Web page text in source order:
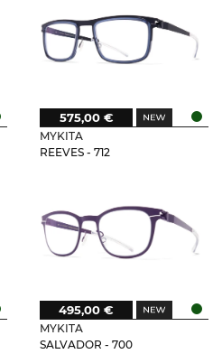
MYKITA
REEVES - 712
575,00 €
MYKITA
SALVADOR - 700
495,00 €